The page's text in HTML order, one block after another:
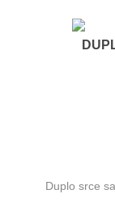
Duplo srce